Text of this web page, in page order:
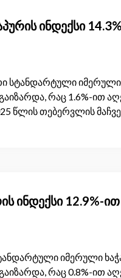
ინდექსი
სტანდარტული იმერული
რაც 1.6%-ით
წლის თებერვლის
ინდექსი 12.9%-
იმერული
რაც 0.8%-ით